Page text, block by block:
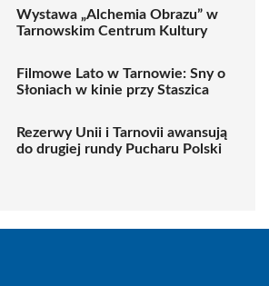
Wystawa „Alchemia Obrazu” w
Tarnowskim Centrum Kultury
Filmowe Lato w Tarnowie: Sny o
Słoniach w kinie przy Staszica
Rezerwy Unii i Tarnovii awansują
do drugiej rundy Pucharu Polski